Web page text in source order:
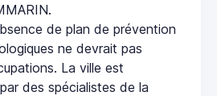
de plan de prévention
ne devrait pas
La ville est
des spécialistes de la